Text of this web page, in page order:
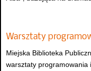
Warsztaty
Miejska Biblioteka
warsztaty programowania